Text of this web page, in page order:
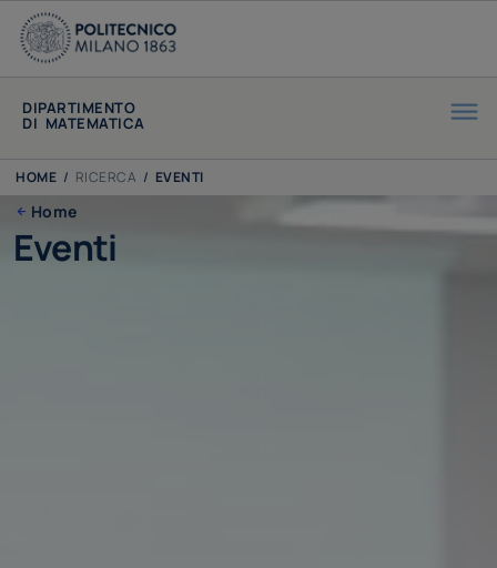
DIPARTIMENTO
DI MATEMATICA
HOME / RICERCA / EVENTI
Home
Eventi